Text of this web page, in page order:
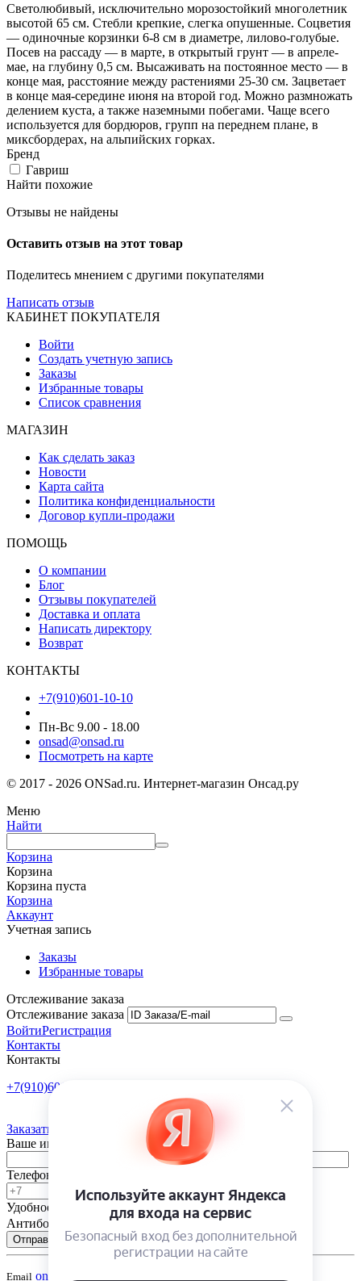
Светолюбивый, исключительно морозостойкий многолетник
высотой 65 см. Стебли крепкие, слегка опушенные. Соцветия
— одиночные корзинки 6-8 см в диаметре, лилово-голубые.
Посев на рассаду — в марте, в открытый грунт — в апреле-
мае, на глубину 0,5 см. Высаживать на постоянное место — в
конце мая, расстояние между растениями 25-30 см. Зацветает
в конце мая-середине июня на второй год. Можно размножать
делением куста, а также наземными побегами. Чаще всего
используется для бордюров, групп на переднем плане, в
миксбордерах, на альпийских горках.
Бренд
Гавриш
Найти похожие
Отзывы не найдены
Оставить отзыв на этот товар
Поделитесь мнением с другими покупателями
Написать отзыв
КАБИНЕТ ПОКУПАТЕЛЯ
Войти
Создать учетную запись
Заказы
Избранные товары
Список сравнения
МАГАЗИН
Как сделать заказ
Новости
Карта сайта
Политика конфиденциальности
Договор купли-продажи
ПОМОЩЬ
О компании
Блог
Отзывы покупателей
Доставка и оплата
Написать директору
Возврат
КОНТАКТЫ
+7(910)601-10-10
Пн-Вс 9.00 - 18.00
onsad@onsad.ru
Посмотреть на карте
© 2017 - 2026 ONSad.ru. Интернет-магазин Онсад.ру
Меню
Найти
Корзина
Корзина
Корзина пуста
Корзина
Аккаунт
Учетная запись
Заказы
Избранные товары
Отслеживание заказа
Отслеживание заказа
ВойтиРегистрация
Контакты
Контакты
+7(910)601-10-10
Заказать обратный звонок
Ваше имя
Телефон
Удобное время
-
Антибот
Отправить
Email onsad@onsad.ru